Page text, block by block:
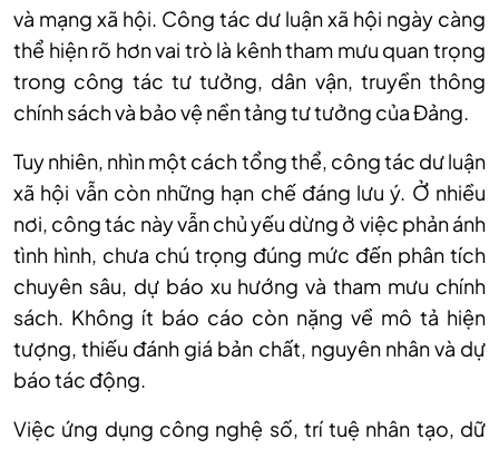
và mạng xã hội. Công tác dư luận xã hội ngày càng
thể hiện rõ hơn vai trò là kênh tham mưu quan trọng
trong công tác tư tưởng, dân vận, truyền thông
chính sách và bảo vệ nền tảng tư tưởng của Đảng.
Tuy nhiên, nhìn một cách tổng thể, công tác dư luận
xã hội vẫn còn những hạn chế đáng lưu ý. Ở nhiều
nơi, công tác này vẫn chủ yếu dừng ở việc phản ánh
tình hình, chưa chú trọng đúng mức đến phân tích
chuyên sâu, dự báo xu hướng và tham mưu chính
sách. Không ít báo cáo còn nặng về mô tả hiện
tượng, thiếu đánh giá bản chất, nguyên nhân và dự
báo tác động.
Việc ứng dụng công nghệ số, trí tuệ nhân tạo, dữ